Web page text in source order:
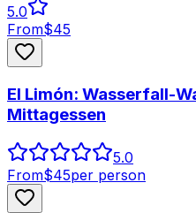
5.0
From$45
El Limón: Wasserfall-
Mittagessen
5.0
From$45per person